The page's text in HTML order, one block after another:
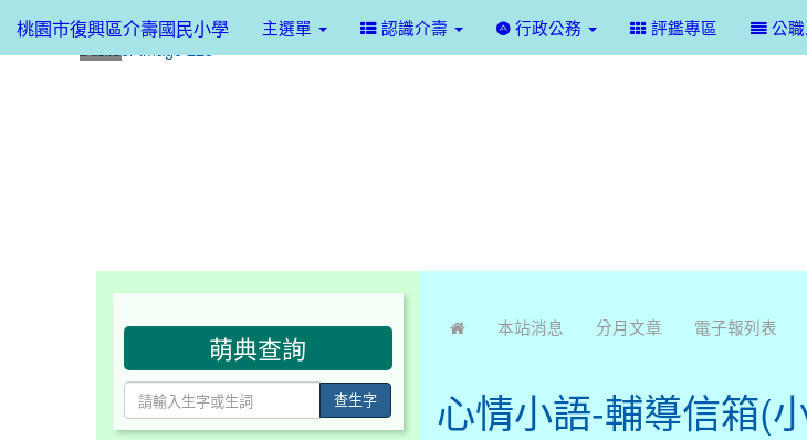
桃園市復興區介壽國民小學 主選單 認識介壽 行政公務 評鑑專區 公
本站消息 分月文章 電子報列表
心情小語-輔導信箱(
萌典查詢
查生字